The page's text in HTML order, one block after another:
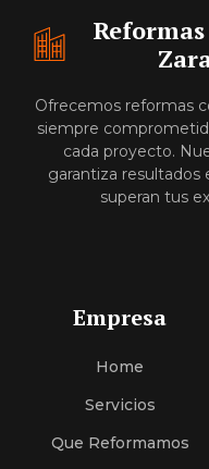
Ofrecemos reformas
siempre
cada proyecto.
garantiza resultados
superan tus
Empresa
Home
ServiciOS
Que Reformamos